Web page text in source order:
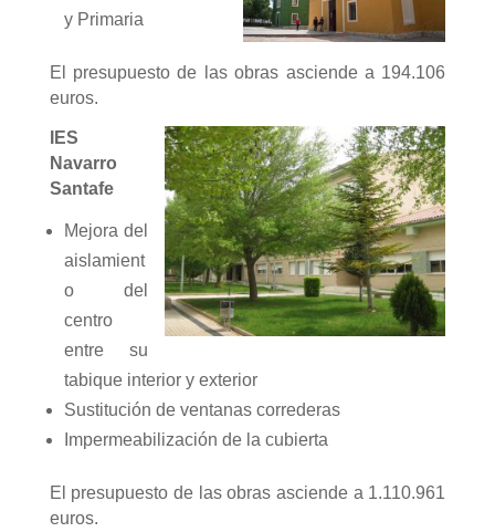
y Primaria
El presupuesto de las obras asciende a 194.106
euros.
IES
Navarro
Santafe
Mejora del
aislamient
o del
centro
entre su
tabique interior y exterior
Sustitución de ventanas correderas
Impermeabilización de la cubierta
El presupuesto de las obras asciende a 1.110.961
euros.